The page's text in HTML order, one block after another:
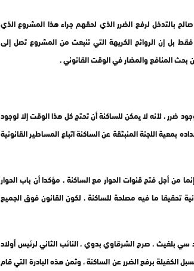
بالتدخل لرفع الضرر الذي لحقهم جراء هذا المشروع الذي
بل إن الروائح الكريهة التي تنبعث من المشروع تصل إلى
بحث المنافع والمضار في الوقت القانوني .
ضرر ، لأنه لا يمكن للساكنة أن تحتج كل هذا الوقت إلا لوجود
اللجنة المنبثقة عن الساكنة اتباع المساطير القانونية
من أجل فتح قنوات الحوار مع الساكنة ، مؤكدا أن باب الحوار
تحقيقا ما فيه مصلحة للساكنة ، لكون القانون فوق الجميع
سي بلغيث ، صرح الشرقاوي بدوي ، النائب الثاني لرئيس أولاد
الكفيلة برفع الضرر عن الساكنة ، وثمن هذه البادرة التي قام